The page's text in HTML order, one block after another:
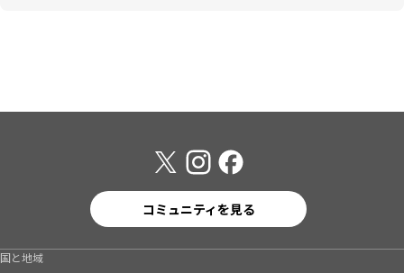
コミュニティを見る
国と地域